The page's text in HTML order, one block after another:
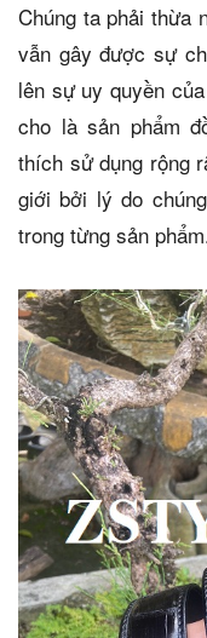
Chúng ta phải thừa
vẫn gây được sự
lên sự uy quyền
cho là sản phẩm
thích sử dụng rộng
giới bởi lý do
trong từng sản